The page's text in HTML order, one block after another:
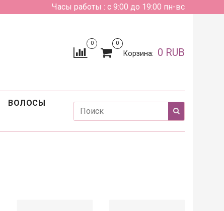
Часы работы : с 9:00 до 19:00 пн-вс
0 0
Корзина: 0 RUB
ВОЛОСЫ